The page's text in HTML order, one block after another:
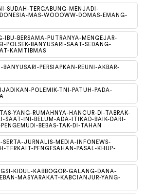
SUDAH-TERGABUNG-MENJADI-
MAS-WOOOWW-DOMAS-EMANG-
IBU-BERSAMA-PUTRANYA-MENGEJAR-
POLSEK-BANYUSARI-SAAT-SEDANG-
KAMTIBMAS
PERSIAPKAN-REUNI-AKBAR-
POLEMIK-TNI-PATUH-PADA-
YANG-RUMAHNYA-HANCUR-DI-TABRAK-
SAAT-INI-BELUM-ADA-ITIKAD-BAIK-DARI-
BEBAS-TAK-DI-TAHAN
JURNALIS-MEDIA-INFONEWS-
TERKAIT-PENGESAHAN-PASAL-KHUP-
KIDUL-KABBOGOR-GALANG-DANA-
MASYARAKAT-KABCIANJUR-YANG-